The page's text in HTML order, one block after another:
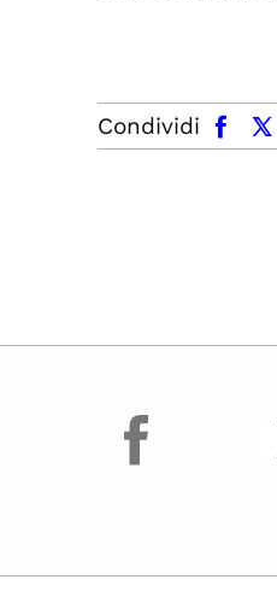
Condividi
facebook x.com
facebook